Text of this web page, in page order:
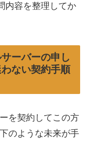
内容を整理してか
ーバーの申し
ない契約手順
を契約してこの方
のような未来が手